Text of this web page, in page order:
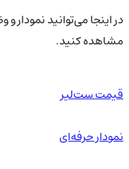
در اینجا می‌توانید نمودار
مشاهده کنید.
قیمت ست‌لیر
نمودار حرفه‌ای